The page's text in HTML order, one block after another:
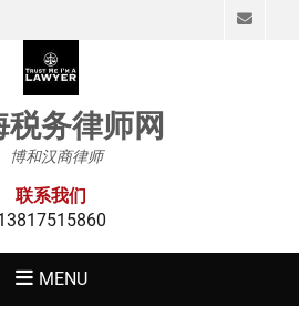
税务律师网
博和汉商律师
联系我们
MENU